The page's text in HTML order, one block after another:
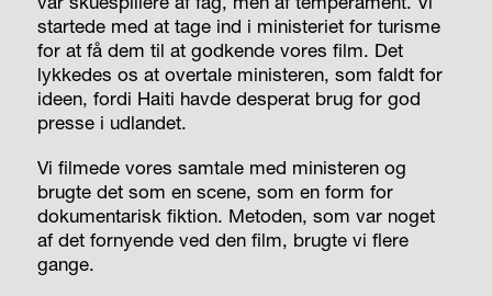
startede med at tage ind i ministeriet for turisme
for at få dem til at godkende vores film. Det
lykkedes os at overtale ministeren, som faldt for
ideen, fordi Haiti havde desperat brug for god
presse i udlandet.
Vi filmede vores samtale med ministeren og
brugte det som en scene, som en form for
dokumentarisk fiktion. Metoden, som var noget
af det fornyende ved den film, brugte vi flere
gange.